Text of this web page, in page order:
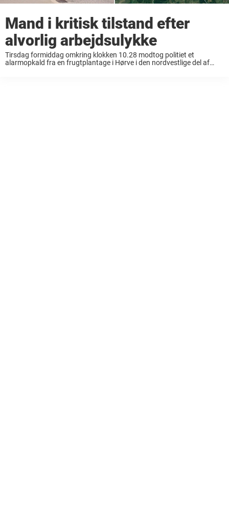
Mand i kritisk tilstand efter
alvorlig arbejdsulykke
Tirsdag formiddag omkring klokken 10.28 modtog politiet et
alarmopkald fra en frugtplantage i Hørve i den nordvestlige del af